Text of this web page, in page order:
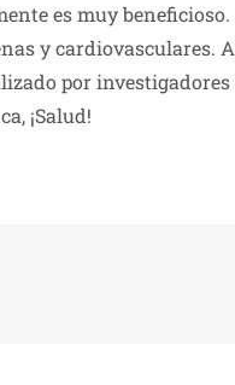
es muy
y cardiovasculares.
por
¡Salud!